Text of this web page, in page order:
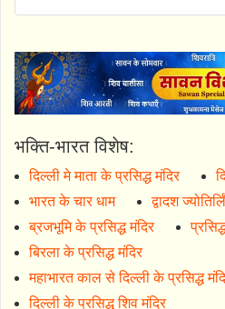
भक्ति-भारत विशेष:
दिल्ली मे माता के प्रसिद्ध मंदिर
भारत के चार धाम
द्वादश
ब्रजभूमि के प्रसिद्ध मंदिर
बिरला के प्रसिद्ध मंदिर
महाभारत काल से दिल्ली के प्रसिद्ध
दिल्ली के प्रसिद्ध शिव मंदिर